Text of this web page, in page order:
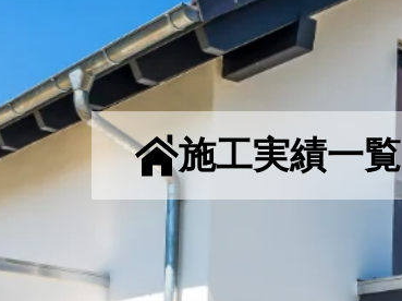
施工実績一覧